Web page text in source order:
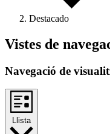
Destacado
Vistes de
Navegació de
Llista